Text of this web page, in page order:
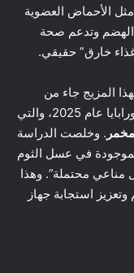
مثل الأحماض العضوية
الهضم وتدعم صحة
خارق” حقيقي.
المزيج جاء من
دراسة إندونيسية حديثة أجريت في جامعة سورابايا عام 2025، والتي
. وخلصت الدراسة
الموجودة في عسل الثوم
مناعي محتملة”. وهذا
استجابة جهاز